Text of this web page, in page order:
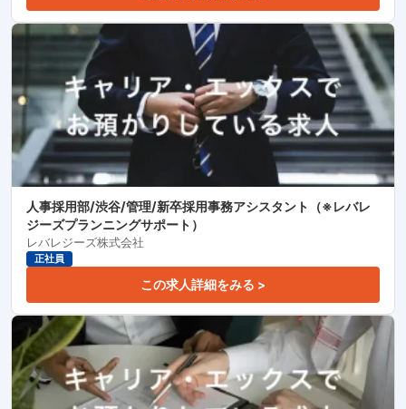
人事採用部/渋谷/管理/新卒採用事務アシスタント（※レバレ
ジーズプランニングサポート）
レバレジーズ株式会社
正社員
この求人詳細をみる >